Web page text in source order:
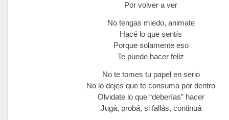
Por volver a ver
No tengas miedo, animate
Hacé lo que sentís
Porque solamente eso
Te puede hacer feliz
No te tomes tu papel en serio
No lo dejes que te consuma por dentro
Olvidate lo que “deberías” hacer
Jugá, probá, si fallás, continuá